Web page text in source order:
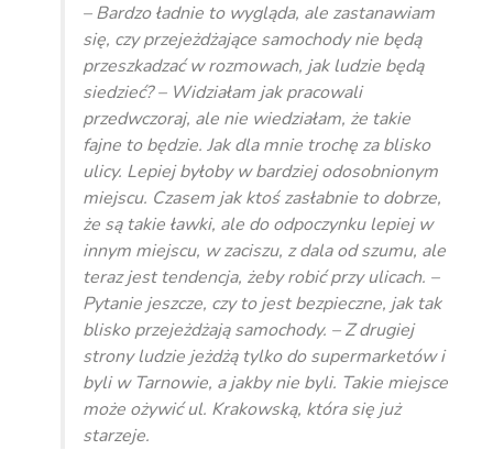
– Bardzo ładnie to wygląda, ale zastanawiam
się, czy przejeżdżające samochody nie będą
przeszkadzać w rozmowach, jak ludzie będą
siedzieć? – Widziałam jak pracowali
przedwczoraj, ale nie wiedziałam, że takie
fajne to będzie. Jak dla mnie trochę za blisko
ulicy. Lepiej byłoby w bardziej odosobnionym
miejscu. Czasem jak ktoś zasłabnie to dobrze,
że są takie ławki, ale do odpoczynku lepiej w
innym miejscu, w zaciszu, z dala od szumu, ale
teraz jest tendencja, żeby robić przy ulicach. –
Pytanie jeszcze, czy to jest bezpieczne, jak tak
blisko przejeżdżają samochody. – Z drugiej
strony ludzie jeżdżą tylko do supermarketów i
byli w Tarnowie, a jakby nie byli. Takie miejsce
może ożywić ul. Krakowską, która się już
starzeje.